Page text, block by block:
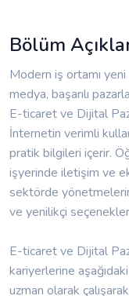
Bölüm
Modern iş ortamı
medya, başarılı
E-ticaret ve Dijital
İnternetin verimli
pratik bilgileri içerir.
işyerinde iletişim ve
sektörde
ve yenilikçi
E-ticaret ve Dijital
kariyerlerine
uzman olarak